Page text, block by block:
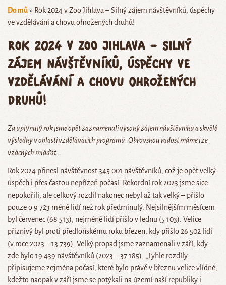
Domů » Rok 2024 v Zoo Jihlava – Silný zájem návštěvníků, úspěchy
ve vzdělávání a chovu ohrožených druhů!
Rok 2024 v Zoo Jihlava – Silný
zájem návštěvníků, úspěchy ve
vzdělávání a chovu ohrožených
druhů!
Za uplynulý rok jsme opět zaznamenali vysoký zájem návštěvníků a skvělé
výsledky v oblasti vzdělávacích programů. Obrovskou radost máme i ze
vzácných mláďat.
Rok 2024 přinesl návštěvnost 345 001 návštěvníků, což je opět velký
úspěch i přes častou nepřízeň počasí. Rekordní rok 2023 jsme sice
nepokořili, ale celkový rozdíl nakonec nebyl až tak velký – přišlo
pouze o 9 723 méně lidí než rok předminulý. Nejsilnějším měsícem
byl červenec (68 513), nejméně lidí přišlo v lednu (5 103). Velice
příznivý byl proti předloňskému roku březen, kdy přišlo 26 502 lidí
(v roce 2023 – 13 739). Velký propad jsme zaznamenali v září, kdy
zde bylo 19 439 návštěvníků (2023 – 37 185). „Tyhle rozdíly
připisujeme zejména počasí, které bylo právě v březnu velice vlídné,
kdežto naopak v září jsme se potýkali na území naší republiky i